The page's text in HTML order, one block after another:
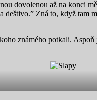
dovolenou až na konci
deštivo.” Zná to, když
známého potkali.